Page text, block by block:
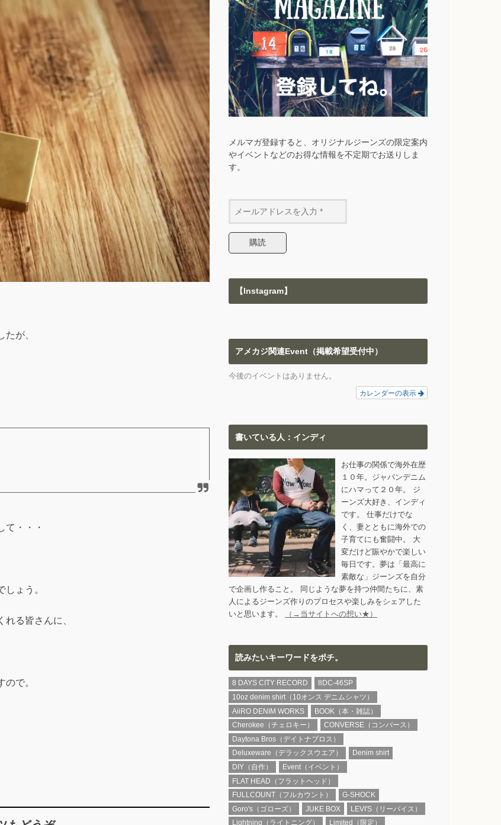
が、
て・・・
ょう。
る皆さんに、
で。
メルマガ登録すると、オリジナルジーンズの限定案内
やイベントなどのお得な情報を不定期でお送りしま
す。
【Instagram】
アメカジ関連Event（掲載希望受付中）
今後のイベントはありません。
カレンダーの表示
書いている人：インディ
お仕事の関係で海外在歴
１０年。ジャパンデニム
にハマって２０年。 ジ
ーンズ大好き、インディ
です。 仕事だけでな
く、妻とともに海外での
子育てにも奮闘中。 大
変だけど賑やかで楽しい
毎日です。夢は「最高に
素敵な」ジーンズを自分
で企画し作ること。 同じような夢を持つ仲間たちに、素
人によるジーンズ作りのプロセスや楽しみをシェアした
いと思います。
（→当サイトへの想い★）
読みたいキーワードをポチ。
8 DAYS CITY RECORD
8DC-46SP
10oz denim shirt（10オンス デニムシャツ）
AiiRO DENIM WORKS
BOOK（本・雑誌）
Cherokee（チェロキー）
CONVERSE（コンバース）
Daytona Bros（デイトナブロス）
Deluxeware（デラックスウエア）
Denim shirt
DIY（自作）
Event（イベント）
FLAT HEAD（フラットヘッド）
FULLCOUNT（フルカウント）
G-SHOCK
Goro's（ゴローズ）
JUKE BOX
LEVI'S（リーバイス）
Lightning（ライトニング）
Limited（限定）